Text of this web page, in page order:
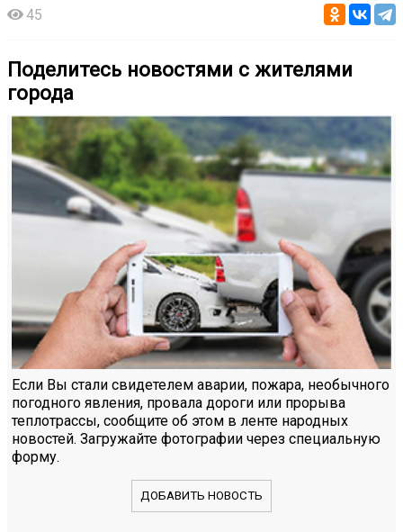
45
Поделитесь новостями с жителями
города
Если Вы стали свидетелем аварии, пожара, необычного
погодного явления, провала дороги или прорыва
теплотрассы, сообщите об этом в ленте народных
новостей. Загружайте фотографии через специальную
форму.
ДОБАВИТЬ НОВОСТЬ